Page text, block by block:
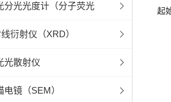
分光光度计（分子荧光
衍射仪（XRD）
光散射仪
电镜（SEM）
起